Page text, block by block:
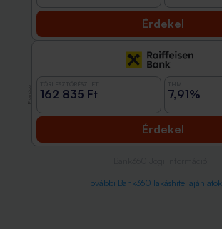
Érdekel
162 835 Ft 7,91%
Érdekel
További Bank360 lakáshitel ajánlatok